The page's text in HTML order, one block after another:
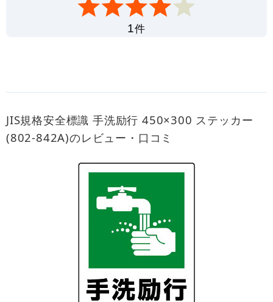
1件
JIS規格安全標識 手洗励行 450×300 ステッカー
(802-842A)のレビュー・口コミ